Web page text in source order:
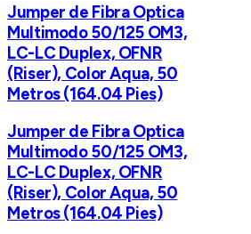
Jumper de Fibra Optica
Multimodo 50/125 OM3,
LC-LC Duplex, OFNR
(Riser), Color Aqua, 50
Metros (164.04 Pies)
Jumper de Fibra Optica
Multimodo 50/125 OM3,
LC-LC Duplex, OFNR
(Riser), Color Aqua, 50
Metros (164.04 Pies)